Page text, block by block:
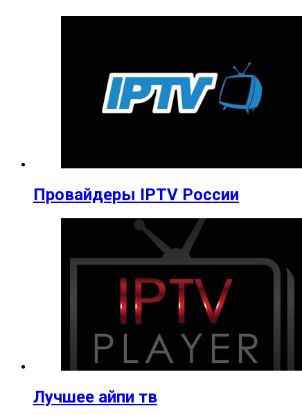
Провайдеры IPTV России
Лучшее айпи тв